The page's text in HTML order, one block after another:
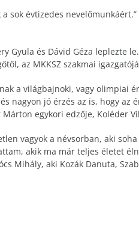
sok évtizedes
Gyula és Dávid Géza leplezte
az MKKSZ szakmai
a világbajnoki, vagy olimpiai
nagyon jó érzés az is, hogy
egykori edzője, Koléder
vagyok a névsorban, aki
akik ma már teljes életet
Mihály, aki Kozák Danuta,